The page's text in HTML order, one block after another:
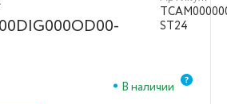
ST24)
ST24
В наличии